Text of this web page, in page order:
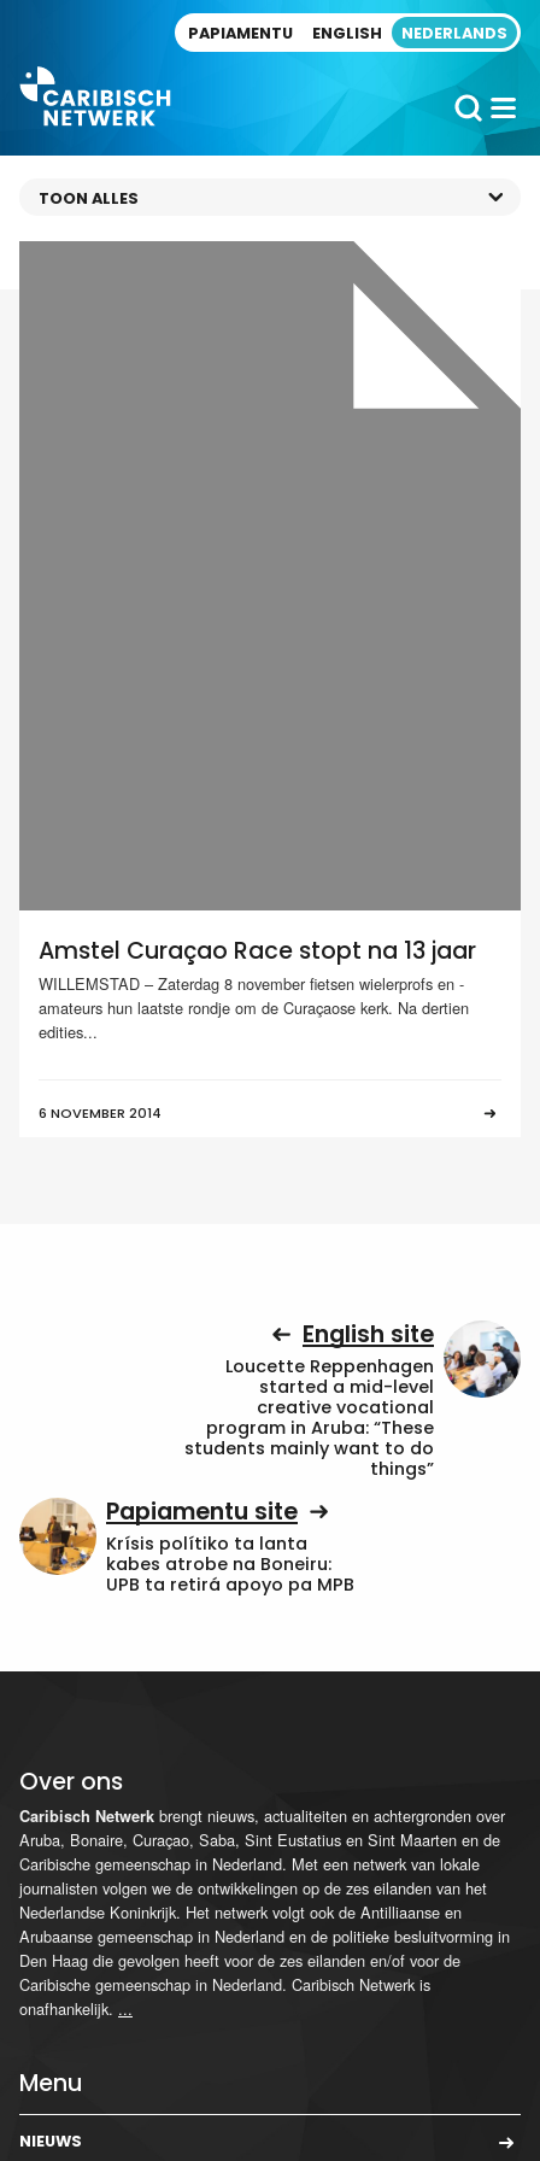
PAPIAMENTU ENGLISH NEDERLANDS
Amstel Curaçao Race stopt na 13 jaar
WILLEMSTAD – Zaterdag 8 november fietsen wielerprofs en -
amateurs hun laatste rondje om de Curaçaose kerk. Na dertien
edities...
6 NOVEMBER 2014
English site
Loucette Reppenhagen
started a mid-level
creative vocational
program in Aruba: “These
students mainly want to do
things”
Papiamentu site
Krísis polítiko ta lanta
kabes atrobe na Boneiru:
UPB ta retirá apoyo pa MPB
Over ons
Caribisch Netwerk brengt nieuws, actualiteiten en achtergronden over
Aruba, Bonaire, Curaçao, Saba, Sint Eustatius en Sint Maarten en de
Caribische gemeenschap in Nederland. Met een netwerk van lokale
journalisten volgen we de ontwikkelingen op de zes eilanden van het
Nederlandse Koninkrijk. Het netwerk volgt ook de Antilliaanse en
Arubaanse gemeenschap in Nederland en de politieke besluitvorming in
Den Haag die gevolgen heeft voor de zes eilanden en/of voor de
Caribische gemeenschap in Nederland. Caribisch Netwerk is
onafhankelijk. ...
Menu
NIEUWS